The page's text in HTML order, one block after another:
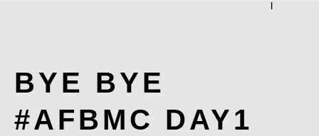
|
BYE BYE
#AFBMC DAY1